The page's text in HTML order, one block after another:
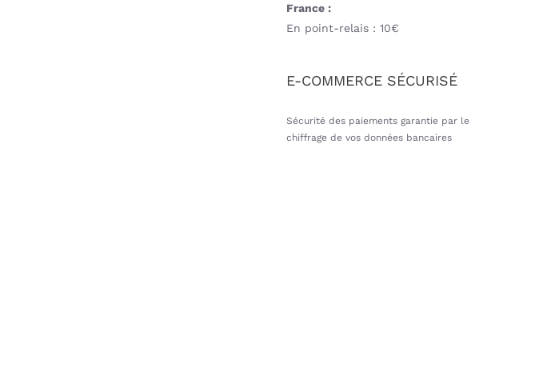
France :
En point-relais : 10€
E-COMMERCE SÉCURISÉ
Sécurité des paiements garantie par le
chiffrage de vos données bancaires